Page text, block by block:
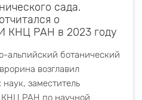
сада.
о
КНЦ РАН в 2023 году
альпийский ботанический
возглавил
заместитель
КНЦ РАН по научной